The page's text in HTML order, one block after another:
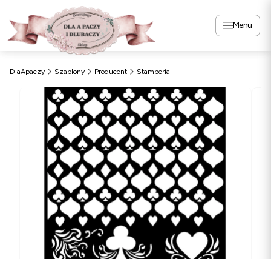
Menu
DlaApaczy Szablony Producent Stamperia